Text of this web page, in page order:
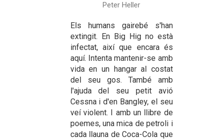
Peter Heller
Els humans gairebé s'han
extingit. En Big Hig no està
infectat, així que encara és
aquí. Intenta mantenir-se amb
vida en un hangar al costat
del seu gos. També amb
l'ajuda del seu petit avió
Cessna i d'en Bangley, el seu
veí violent. I amb un llibre de
poemes, una mica de petroli i
cada llauna de Coca-Cola que